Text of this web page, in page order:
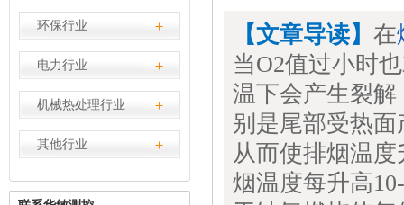
环保行业
电力行业
机械热处理行业
其他行业
【文章导读】 在
当O2值过小时
温下会产生裂
别是尾部受热
从而使排烟温
烟温度每升高